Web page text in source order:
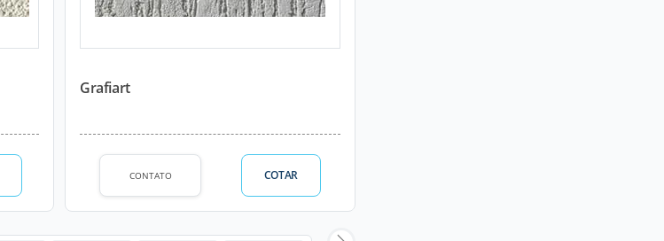
Grafiart
CONTATO COTAR